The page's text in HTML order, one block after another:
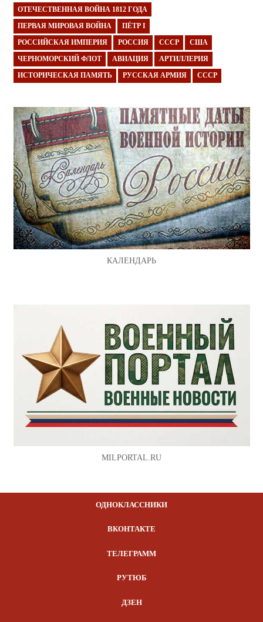
ОТЕЧЕСТВЕННАЯ ВОЙНА 1812 ГОДА
ПЕРВАЯ МИРОВАЯ ВОЙНА ПЁТР I
РОССИЙСКАЯ ИМПЕРИЯ РОССИЯ СССР США
ЧЕРНОМОРСКИЙ ФЛОТ АВИАЦИЯ АРТИЛЛЕРИЯ
ИСТОРИЧЕСКАЯ ПАМЯТЬ РУССКАЯ АРМИЯ СССР
КАЛЕНДАРЬ
MILPORTAL.RU
ОДНОКЛАССНИКИ
ВКОНТАКТЕ
ТЕЛЕГРАММ
РУТЮБ
ДЗЕН